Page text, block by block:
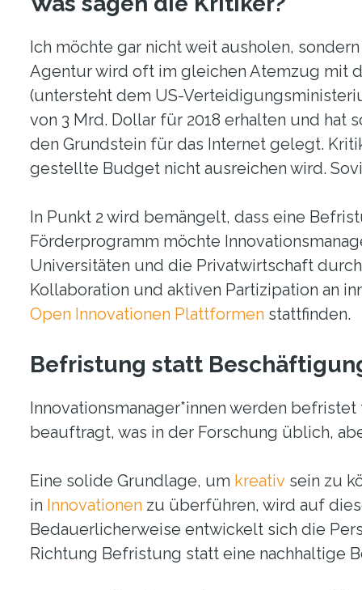
Ich möchte gar nicht weit ausholen,
Agentur wird oft im gleichen Atemzug mit
(untersteht dem US-
von 3 Mrd. Dollar für 2018 erhalten und hat
den Grundstein für das Internet gelegt.
gestellte Budget nicht ausreichen wird.
In Punkt 2 wird bemängelt, dass eine
Förderprogramm möchte
Universitäten und die Privatwirtschaft
Kollaboration und aktiven Partizipation an
Open Innovationen Plattformen stattfinden.
Befristung statt
Innovationsmanager*innen werden
beauftragt, was in der Forschung üblich,
Eine solide Grundlage, um kreativ sein zu
in Innovationen zu überführen, wird auf
Bedauerlicherweise entwickelt sich die
Richtung Befristung statt eine nachhaltige